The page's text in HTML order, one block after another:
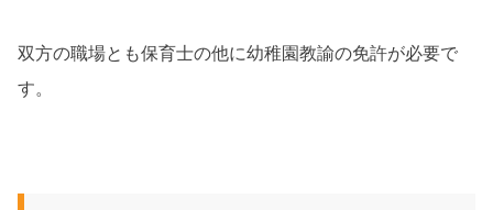
双方の職場とも保育士の他に幼稚園教諭の免許が必要で
す。